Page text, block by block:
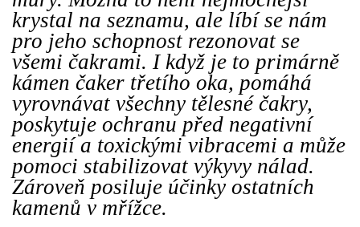
krystal na seznamu, ale líbí se nám
pro jeho schopnost rezonovat se
všemi čakrami. I když je to primárně
kámen čaker třetího oka, pomáhá
vyrovnávat všechny tělesné čakry,
poskytuje ochranu před negativní
energií a toxickými vibracemi a může
pomoci stabilizovat výkyvy nálad.
Zároveň posiluje účinky ostatních
kamenů v mřížce.